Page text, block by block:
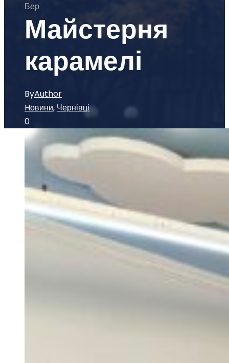
Бер
Майстерня
карамелі
ByAuthor
Hовини, Чернівці
0